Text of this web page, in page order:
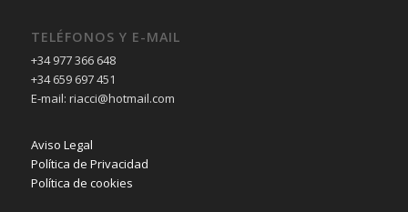
TELÉFONOS Y E-MAIL
+34 977 366 648
+34 659 697 451
E-mail: riacci@hotmail.com
Aviso Legal
Política de Privacidad
Política de cookies